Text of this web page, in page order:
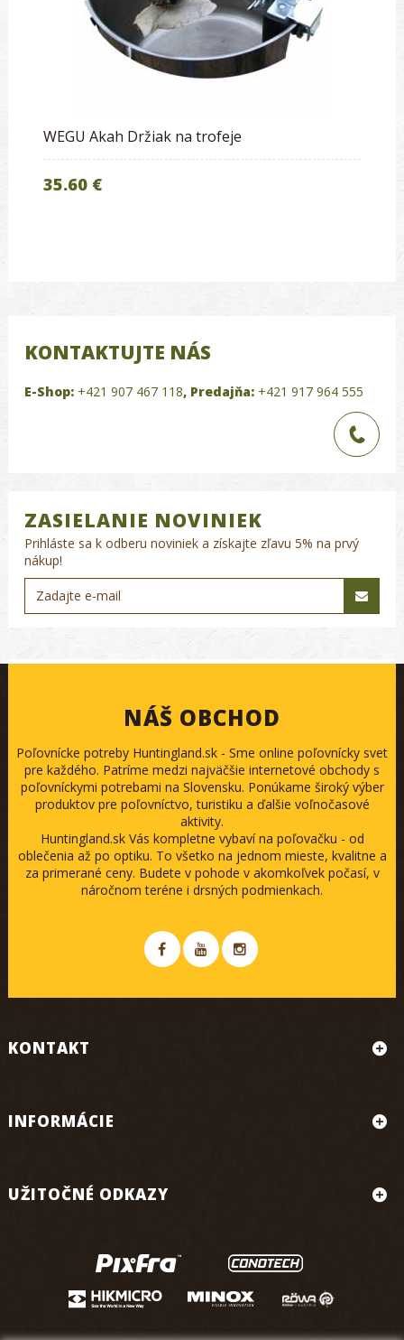
WEGU Akah Držiak na trofeje
35.60 €
KONTAKTUJTE NÁS
E-Shop: +421 907 467 118, Predajňa: +421 917 964 555
ZASIELANIE NOVINIEK
Prihláste sa k odberu noviniek a získajte zľavu 5% na prvý
nákup!
NÁŠ OBCHOD
Poľovnícke potreby Huntingland.sk - Sme online poľovnícky svet
pre každého. Patríme medzi najväčšie internetové obchody s
poľovníckymi potrebami na Slovensku. Ponúkame široký výber
produktov pre poľovníctvo, turistiku a ďalšie voľnočasové
aktivity.
Huntingland.sk Vás kompletne vybaví na poľovačku - od
oblečenia až po optiku. To všetko na jednom mieste, kvalitne a
za primerané ceny. Budete v pohode v akomkoľvek počasí, v
náročnom teréne i drsných podmienkach.
KONTAKT
INFORMÁCIE
UŽITOČNÉ ODKAZY